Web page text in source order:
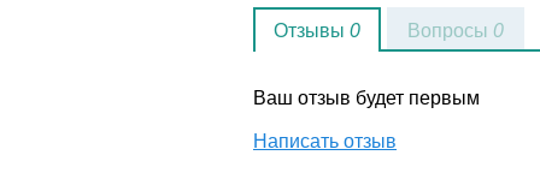
Отзывы 0
Ваш отзыв будет первым
Написать отзыв
Вопросы 0